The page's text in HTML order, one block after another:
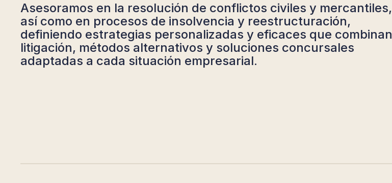
Asesoramos en la resolución de conflictos civiles y mercantiles,
así como en procesos de insolvencia y reestructuración,
definiendo estrategias personalizadas y eficaces que combinan
litigación, métodos alternativos y soluciones concursales
adaptadas a cada situación empresarial.